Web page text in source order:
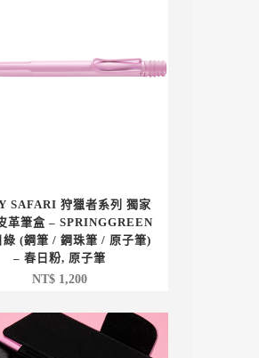
SAFARI 狩獵者系列 獨家
革筆盒 – SPRINGGREEN
綠 (鋼筆 / 鋼珠筆 / 原子筆)
– 春日粉, 原子筆
NT$ 1,200